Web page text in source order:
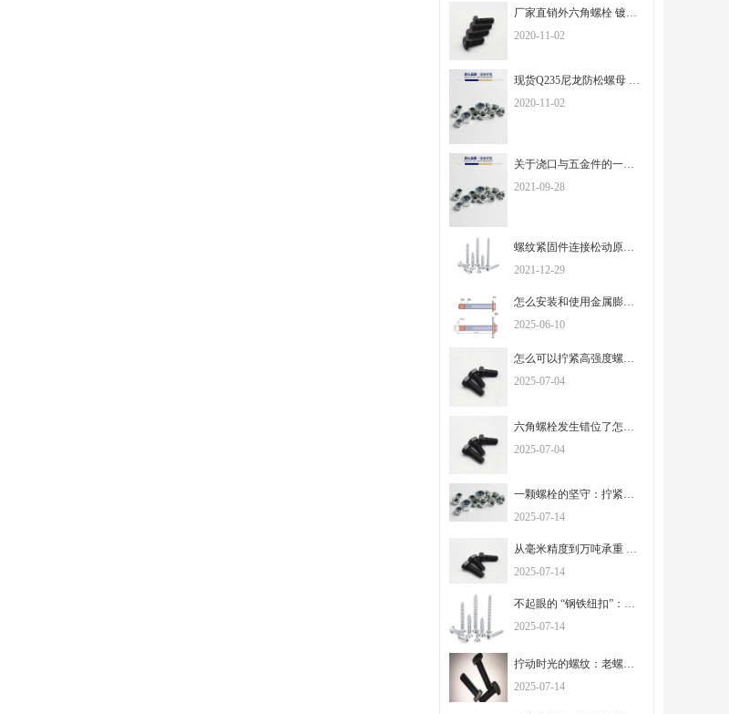
厂家直销外六角螺栓 镀锌六角螺栓 高强度六角螺栓 可订做螺栓
2020-11-02
现货Q235尼龙防松螺母 白锌自锁螺母M3M4M5M6M8M10M12
2020-11-02
关于浇口与五金件的一些知识
2021-09-28
螺纹紧固件连接松动原因及防松常用结构
2021-12-29
怎么安装和使用金属膨胀螺栓？
2025-06-10
怎么可以拧紧高强度螺栓？
2025-07-04
六角螺栓发生错位了怎么办？该怎么避免！
2025-07-04
一颗螺栓的坚守：拧紧的是连接，扛起的是信任
2025-07-14
2025-07-14
不起眼的 “钢铁纽扣”：螺栓如何串联起世界的骨架
2025-07-14
拧动时光的螺纹：老螺栓里藏着的工程记忆
2025-07-14